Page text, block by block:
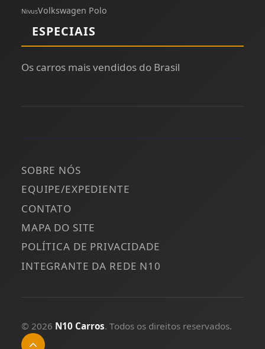
NivusVolkswagen Polo
ESPECIAIS
Os carros mais vendidos do Brasil
SOBRE NÓS
EQUIPE/EXPEDIENTE
CONTATO
MAPA DO SITE
POLÍTICA DE PRIVACIDADE
INTEGRANTE DA REDE N10
© 2026 N10 Carros. Todos os direitos reservados.